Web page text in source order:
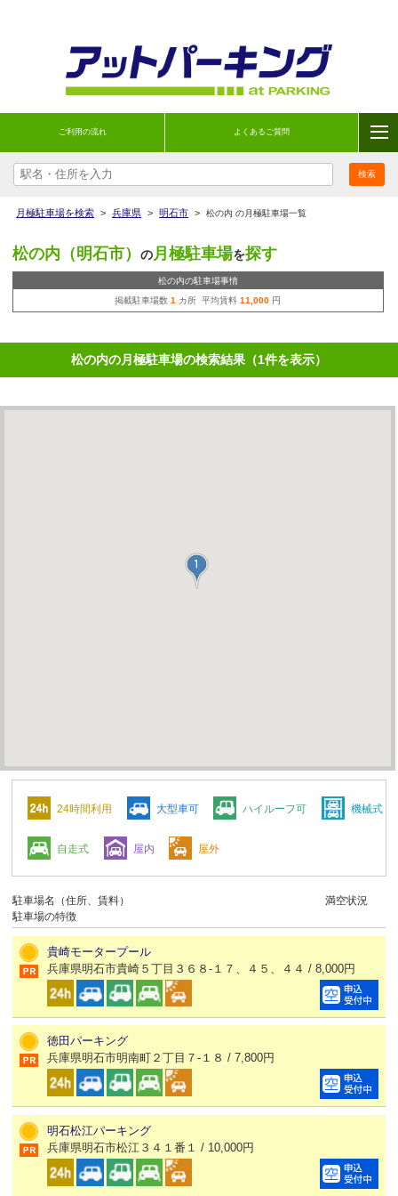
ご利用の流れ よくあるご質問
月極駐車場を検索 > 兵庫県 > 明石市 > 松の内 の月極駐車場一覧
松の内（明石市） の月極駐車場を探す
松の内の駐車場事情
掲載駐車場数1 カ所 平均賃料11,000 円
松の内の月極駐車場の検索結果（1件を表示）
24時間利用 大型車可 ハイルーフ可 機械式
自走式 屋内 屋外
駐車場名（住所、賃料）
駐車場の特徴
満空状況
貴崎モータープール
兵庫県明石市貴崎５丁目３６８-１７、４５、４４ / 8,000円
徳田パーキング
兵庫県明石市明南町２丁目７-１８ / 7,800円
明石松江パーキング
兵庫県明石市松江３４１番１ / 10,000円